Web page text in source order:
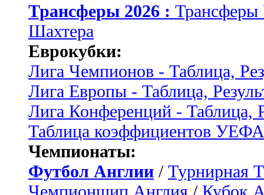
Трансферы 2026 :
Шахтера
Еврокубки:
Лига Чемпионов - Таблица,
Лига Европы - Таблица,
Лига Конференций - Таблица,
Таблица коэффициентов УЕФА
Чемпионаты:
Футбол Англии / Турнирная
Чемпионшип Англия / Кубок